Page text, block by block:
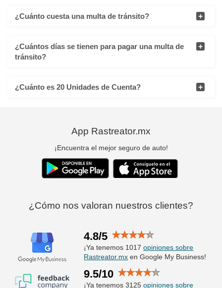
¿Cuánto cuesta una multa de tránsito?
¿Cuántos días se tienen para pagar una multa de
tránsito?
¿Cuánto es 20 Unidades de Cuenta?
App Rastreator.mx
¡Encuentra el mejor seguro de auto!
¿Cómo nos valoran nuestros clientes?
4.8/5
¡Ya tenemos 1017opiniones sobre
Rastreator.mx en Google My Business!
9.5/10
¡Ya tenemos 3125opiniones sobre